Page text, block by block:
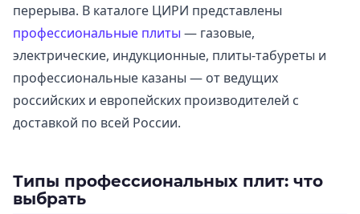
перерыва. В каталоге ЦИРИ представлены
профессиональные плиты — газовые,
электрические, индукционные, плиты-табуреты и
профессиональные казаны — от ведущих
российских и европейских производителей с
доставкой по всей России.
Типы профессиональных плит: что
выбрать